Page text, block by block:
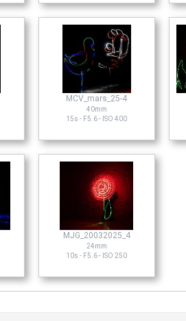
MCV_mars_25-4
40mm
15s - F5.6 - ISO 400
MJG_20032025_4
24mm
10s - F5.6 - ISO 250